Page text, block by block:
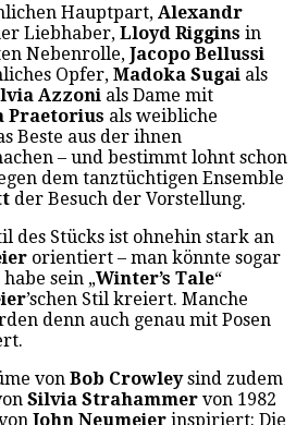
Hauptpart, Alexandr
Liebhaber, Lloyd Riggins in
Nebenrolle, Jacopo Bellussi
Opfer, Madoka Sugai als
Azzoni als Dame mit
Praetorius als weibliche
Beste aus der ihnen
– und bestimmt lohnt schon
dem tanztüchtigen Ensemble
der Besuch der Vorstellung.
des Stücks ist ohnehin stark an
orientiert – man könnte sogar
habe sein „Winter’s Tale“
’schen Stil kreiert. Manche
denn auch genau mit Posen
von Bob Crowleysind zudem
Silvia Strahammer von 1982
John Neumeier inspiriert: Die